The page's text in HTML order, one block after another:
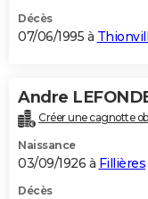
Décès
07/06/1995 à
Andre
Créer une cagnotte
Naissance
03/09/1926 à Fillières
Décès